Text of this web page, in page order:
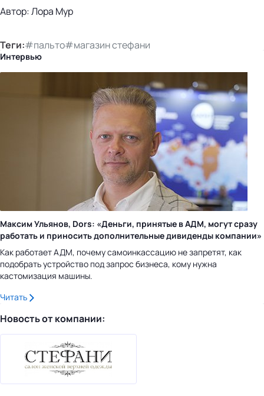
Автор: Лора Мур
Теги:#пальто#магазин стефани
Интервью
Максим Ульянов, Dors: «Деньги, принятые в АДМ, могут сразу
работать и приносить дополнительные дивиденды компании»
Как работает АДМ, почему самоинкассацию не запретят, как
подобрать устройство под запрос бизнеса, кому нужна
кастомизация машины.
Читать
Новость от компании: